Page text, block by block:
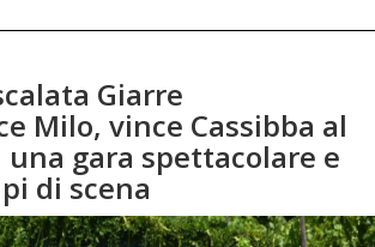
Giarre
Milo, vince Cassibba al
gara spettacolare e
di scena